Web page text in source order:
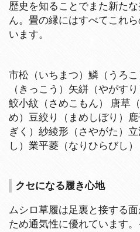
歴史を知ることでまた新た
ん。畳の縁にはすべてこれ
います。
市松（いちまつ）鱗（うろ
（きっこう）矢絣（やがす
鮫小紋（さめこもん） 唐草
め）豆絞り（まめしぼり）
ぎく）紗綾形（さやがた）
し）業平菱（なりひらびし）
クセになる履き心地
ムシロ草履は足裏と接する
ため通気性に優れています